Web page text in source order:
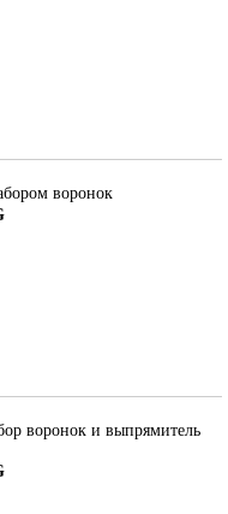
воронок
воронок и выпрямитель